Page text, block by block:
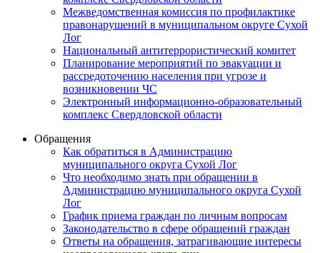
Межведомственная комиссия по профилактике
правонарушений в муниципальном округе Сухой
Лог
Национальный антитеррористический комитет
Планирование мероприятий по эвакуации и
рассредоточению населения при угрозе и
возникновении ЧС
Электронный информационно-образовательный
комплекс Свердловской области
Обращения
Как обратиться в Администрацию
муниципального округа Сухой Лог
Что необходимо знать при обращении в
Администрацию муниципального округа Сухой
Лог
График приема граждан по личным вопросам
Законодательство в сфере обращений граждан
Ответы на обращения, затрагивающие интересы